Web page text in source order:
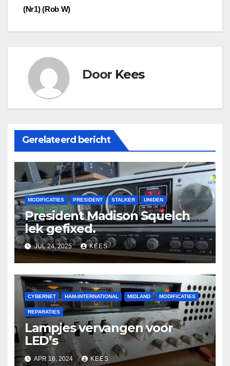
navigatie
(Nr1) (Rob W)
Door Kees
Gerelateerd bericht
MODIFICATIES PRESIDENT STALKER UNIDEN
President Madison Squelch
lek gefixed.
JUL 24, 2025 KEES
CYBERNET HAM-INTERNATIONAL MIDLAND MODIFICATIES
REPARATIES
Lampjes vervangen voor
LED’s
APR 16, 2024 KEES